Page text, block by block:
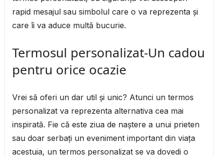
rapid mesajul sau simbolul care o va reprezenta şi
care îi va aduce multă bucurie.
Termosul personalizat-Un cadou
pentru orice ocazie
Vrei să oferi un dar util şi unic? Atunci un termos
personalizat va reprezenta alternativa cea mai
inspirată. Fie că este ziua de naştere a unui prieten
sau doar serbaţi un eveniment important din viaţa
acestuia, un termos personalizat se va dovedi o